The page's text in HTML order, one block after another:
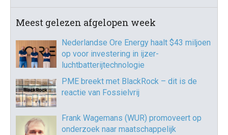
Meest gelezen afgelopen week
Nederlandse Ore Energy haalt $43 miljoen
op voor investering in ijzer-
luchtbatterijtechnologie
PME breekt met BlackRock – dit is de
reactie van Fossielvrij
Frank Wagemans (WUR) promoveert op
onderzoek naar maatschappelijk